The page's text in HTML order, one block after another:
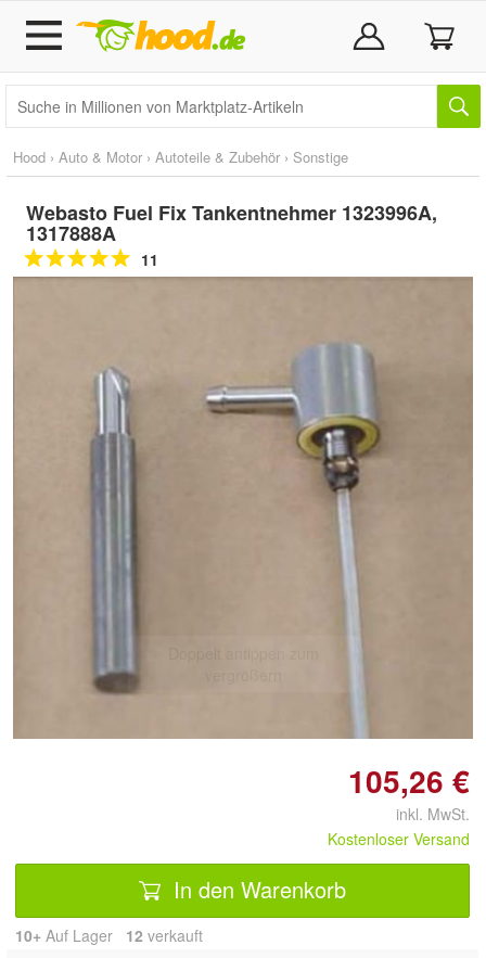
Hood › Auto & Motor › Autoteile & Zubehör › Sonstige
Webasto Fuel Fix Tankentnehmer 1323996A,
1317888A
11
105,26 €
inkl. MwSt.
Kostenloser Versand
In den Warenkorb
10+ Auf Lager 12 verkauft